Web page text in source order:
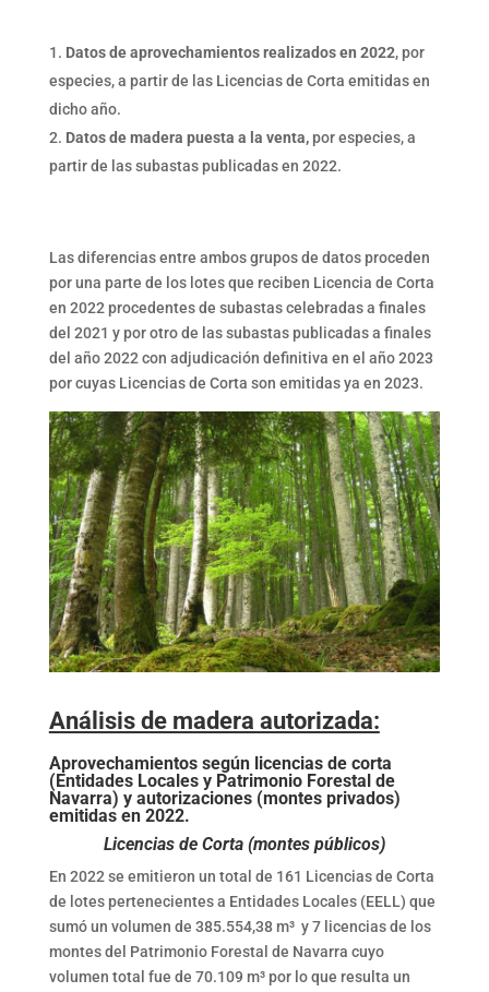
Datos de aprovechamientos realizados en 2022, por
especies, a partir de las Licencias de Corta emitidas en
dicho año.
Datos de madera puesta a la venta, por especies, a
partir de las subastas publicadas en 2022.
Las diferencias entre ambos grupos de datos proceden
por una parte de los lotes que reciben Licencia de Corta
en 2022 procedentes de subastas celebradas a finales
del 2021 y por otro de las subastas publicadas a finales
del año 2022 con adjudicación definitiva en el año 2023
por cuyas Licencias de Corta son emitidas ya en 2023.
Análisis de madera autorizada:
Aprovechamientos según licencias de corta
(Entidades Locales y Patrimonio Forestal de
Navarra) y autorizaciones (montes privados)
emitidas en 2022.
Licencias de Corta (montes públicos)
En 2022 se emitieron un total de 161 Licencias de Corta
de lotes pertenecientes a Entidades Locales (EELL) que
sumó un volumen de 385.554,38 m³ y 7 licencias de los
montes del Patrimonio Forestal de Navarra cuyo
volumen total fue de 70.109 m³ por lo que resulta un